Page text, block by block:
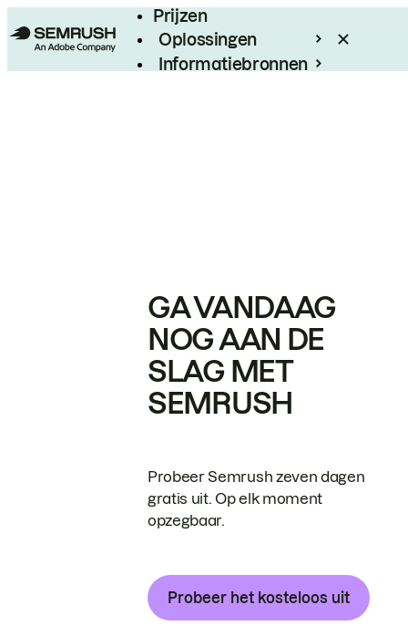
Prijzen
Oplossingen
Informatiebronnen
GA VANDAAG
NOG AAN DE
SLAG MET
SEMRUSH
Probeer Semrush zeven dagen
gratis uit. Op elk moment
opzegbaar.
Probeer het kosteloos uit